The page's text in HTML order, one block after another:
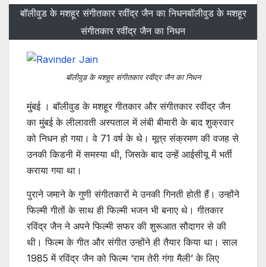
बॉलीवुड के मशहूर संगीतकार रवींद्र जैन का निधनबॉलीवुड के मशहूर
संगीतकार रवींद्र जैन का निधन
बॉलीवुड के मशहूर संगीतकार रवींद्र जैन का निधन
मु्ंबई । बॉलीवुड के मशहूर गीतकार और संगीतकार रवींद्र जैन
का मु्ंबई के लीलावती अस्‍पताल में लंबी बीमारी के बाद शुक्रवार
को निधन हो गया। वे 71 वर्ष के थे। मूत्र संक्रमण की वजह से
उनकी किडनी में समस्‍या थी, जिसके बाद उन्‍हें आईसीयू में भर्ती
कराया गया था।
पुराने जमाने के गुणी संगीतकारों मे उनकी गिनती होती हैं। उन्होंने
फिल्मी गीतों के साथ ही फिल्मी भजन भी बनाए थे। गीतकार
रविंद्र जैन ने अपने फिल्मी सफर की शुरूआत सौदागर से की
थी। फिल्म के गीत और संगीत उन्होंने ही तैयार किया था। साल
1985 में रविंद्र जैन को फिल्म ‘राम तेरी गंगा मैली’ के लिए